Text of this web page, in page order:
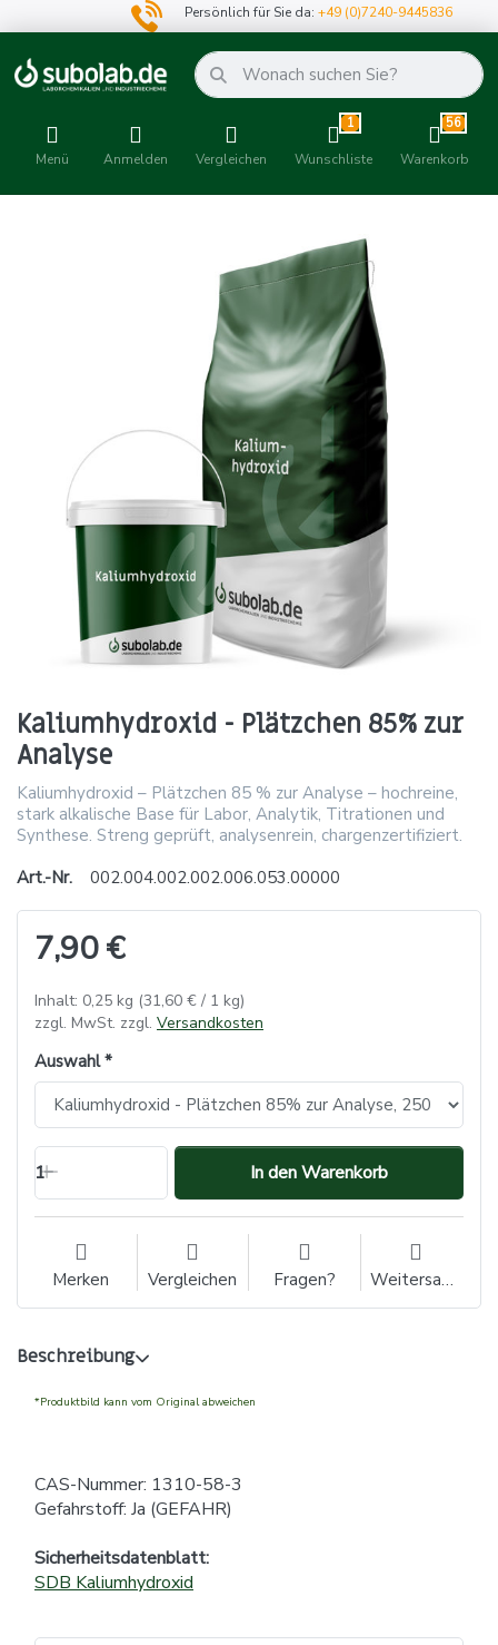
Persönlich für Sie da:+49 (0)7240-9445836
Menü Anmelden Vergleichen
1
Wunschliste
56
Warenkorb
Kaliumhydroxid - Plätzchen 85% zur
Analyse
Kaliumhydroxid – Plätzchen 85 % zur Analyse – hochreine,
stark alkalische Base für Labor, Analytik, Titrationen und
Synthese. Streng geprüft, analysenrein, chargenzertifiziert.
Art.-Nr.
002.004.002.002.006.053.00000
7,90 €
Inhalt: 0,25 kg (31,60 € / 1 kg)
zzgl. MwSt. zzgl. Versandkosten
Auswahl
1 In den Warenkorb
Merken Vergleichen Fragen? Weitersagen
Beschreibung
*Produktbild kann vom Original abweichen
CAS-Nummer: 1310-58-3
Gefahrstoff: Ja (GEFAHR)
Sicherheitsdatenblatt:
SDB Kaliumhydroxid